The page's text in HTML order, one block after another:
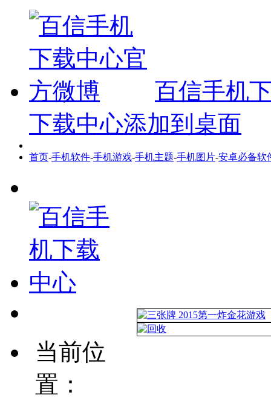
百信手机
下载中心添加到桌面
首页-手机软件-手机游戏-手机主题-手机图片-安卓必备软
当前位
置：